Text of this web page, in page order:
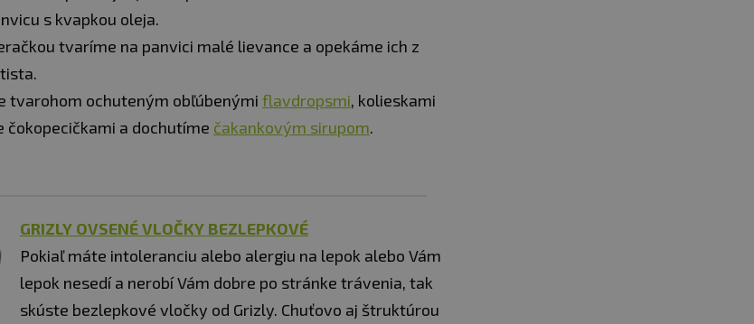
s kvapkou oleja.
tvaríme na panvici malé lievance a opekáme ich z
tvarohom ochuteným obľúbenými flavdropsmi, kolieskami
čokopecičkami a dochutíme čakankovým sirupom.
GRIZLY OVSENÉ VLOČKY BEZLEPKOVÉ
Pokiaľ máte intoleranciu alebo alergiu na lepok alebo Vám
lepok nesedí a nerobí Vám dobre po stránke trávenia, tak
skúste bezlepkové vločky od Grizly. Chuťovo aj štruktúrou